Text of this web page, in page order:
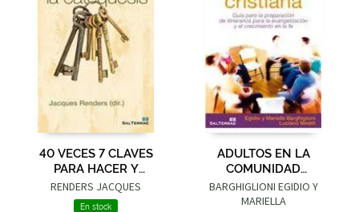
40 VECES 7 CLAVES
PARA HACER Y
COMPRENDER LA
CATEQUESIS
RENDERS JACQUES
En stock
ADULTOS EN LA
COMUNIDAD
CRISTIANA
BARGHIGLIONI EGIDIO Y
MARIELLA